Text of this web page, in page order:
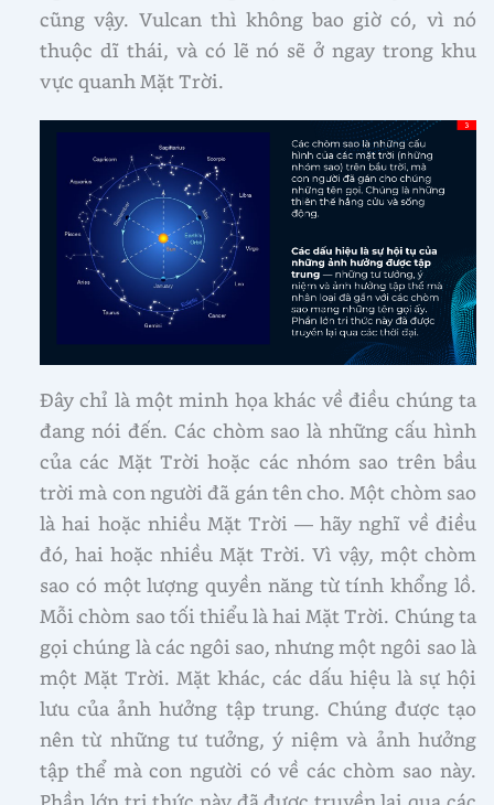
cũng vậy. Vulcan thì không bao giờ có, vì nó
thuộc dĩ thái, và có lẽ nó sẽ ở ngay trong khu
vực quanh Mặt Trời.
Đây chỉ là một minh họa khác về điều chúng ta
đang nói đến. Các chòm sao là những cấu hình
của các Mặt Trời hoặc các nhóm sao trên bầu
trời mà con người đã gán tên cho. Một chòm sao
là hai hoặc nhiều Mặt Trời — hãy nghĩ về điều
đó, hai hoặc nhiều Mặt Trời. Vì vậy, một chòm
sao có một lượng quyền năng từ tính khổng lồ.
Mỗi chòm sao tối thiểu là hai Mặt Trời. Chúng ta
gọi chúng là các ngôi sao, nhưng một ngôi sao là
một Mặt Trời. Mặt khác, các dấu hiệu là sự hội
lưu của ảnh hưởng tập trung. Chúng được tạo
nên từ những tư tưởng, ý niệm và ảnh hưởng
tập thể mà con người có về các chòm sao này.